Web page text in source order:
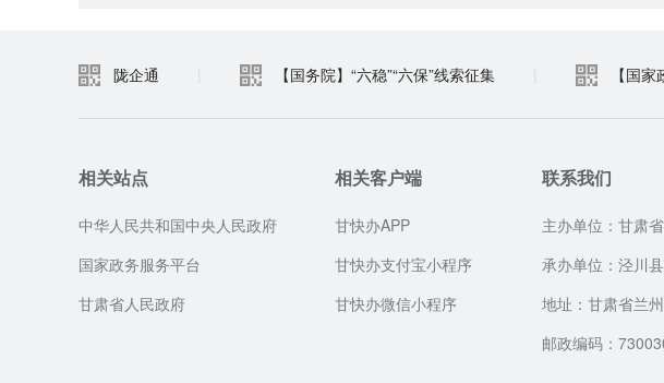
陇企通 【国务院】“六稳”“六保”线索征集 【国
相关站点
中华人民共和国中央人民政府
国家政务服务平台
甘肃省人民政府
相关客户端
甘快办APP
甘快办支付宝小程序
甘快办微信小程序
联系我们
主办单位：甘肃
承办单位：泾川
地址：甘肃省兰
邮政编码：